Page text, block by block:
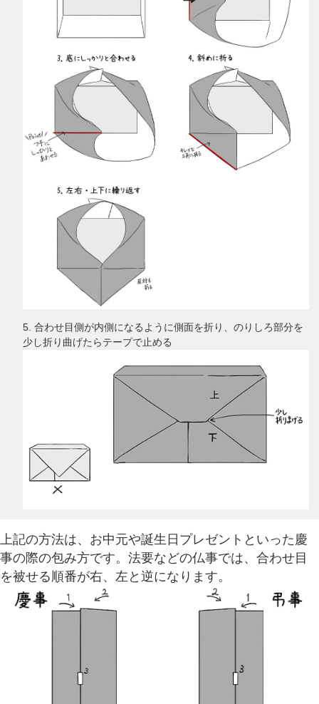
5. 合わせ目側が内側になるように側面を折り、のりしろ部分を
少し折り曲げたらテープで止める
上記の方法は、お中元や誕生日プレゼントといった慶
事の際の包み方です。法要などの仏事では、合わせ目
を被せる順番が右、左と逆になります。